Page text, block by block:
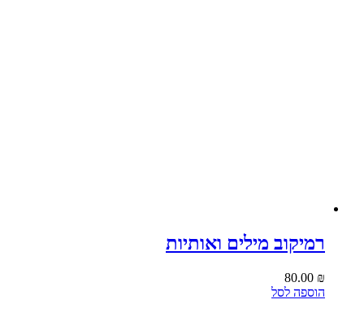
רמיקוב מילים ואותיות
80.00 ₪
הוספה לסל